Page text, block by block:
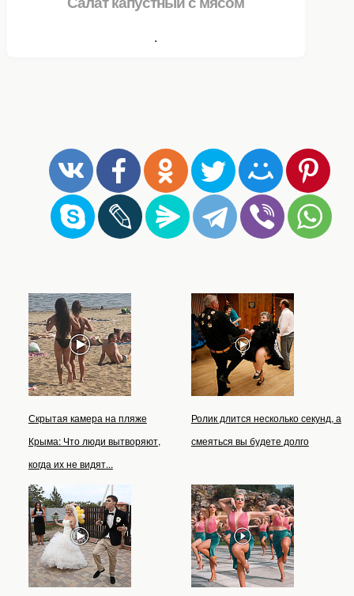
.
Скрытая камера на пляже
Крыма: Что люди вытворяют,
когда их не видят...
Ролик длится несколько секунд, а
смеяться вы будете долго